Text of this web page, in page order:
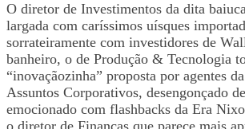
O diretor de Investimentos da dita
largada com caríssimos uísques
sorrateiramente com investidores de
banheiro, o de Produção & Tecnologia
“inovaçãozinha” proposta por agentes
Assuntos Corporativos, desengonçado
emocionado com flashbacks da Era
o diretor de Finanças que parece mais